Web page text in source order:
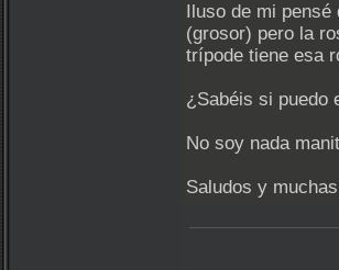
Iluso de mi pensé
(grosor) pero la
trípode tiene esa
¿Sabéis si
No soy nada
Saludos y